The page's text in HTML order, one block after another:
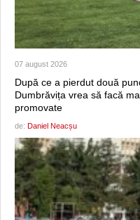
07 august 2026
După ce a pierdut două
Dumbrăvița vrea să facă
promovate
de: Daniel Neacșu